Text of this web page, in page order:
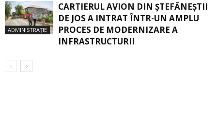
ADMINISTRAȚIE
CARTIERUL AVION DIN ŞTEFĂNEŞTII
DE JOS A INTRAT ÎNTR-UN AMPLU
PROCES DE MODERNIZARE A
INFRASTRUCTURII